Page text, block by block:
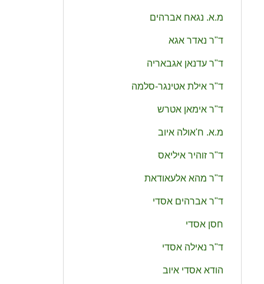
מ‭.‬א‭.‬ נגאח אברהים
ד‭"‬ר נאדר אגא
ד‭"‬ר עדנאן אגבאריה
ד‭"‬ר אילת אטינגר‭-‬סלמה
ד‭"‬ר אימאן אטרש
מ‭.‬א‭.‬ ח‭'‬אולה איוב
ד‭"‬ר זוהיר איליאס
ד‭"‬ר מהא אלעאודאת
ד‭"‬ר אברהים אסדי
חסן אסדי
ד‭"‬ר נאילה אסדי
הודא אסדי‭ ‬איוב